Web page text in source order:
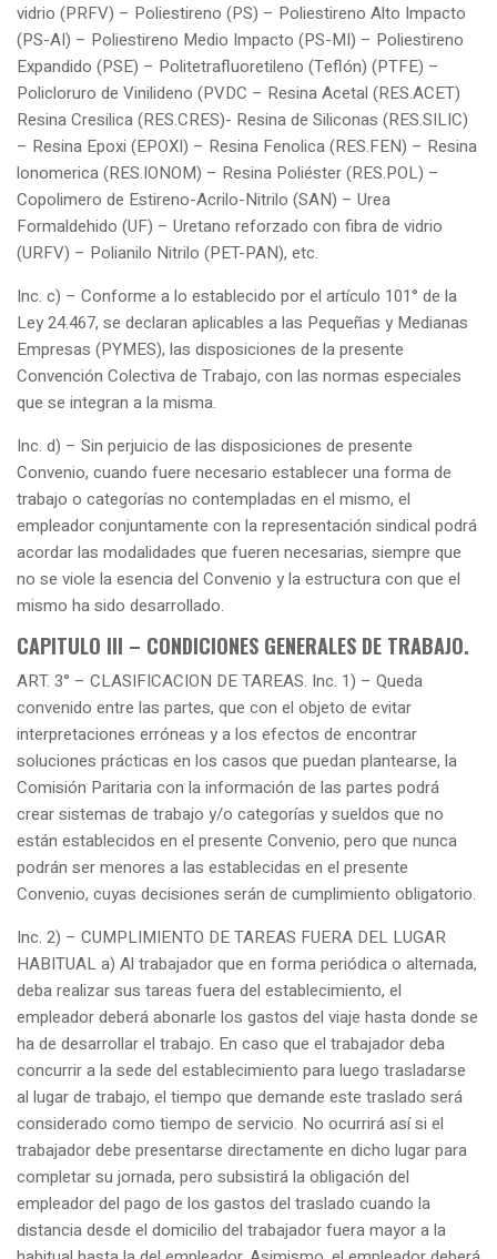
vidrio (PRFV) – Poliestireno (PS) – Poliestireno Alto Impacto
(PS-AI) – Poliestireno Medio Impacto (PS-MI) – Poliestireno
Expandido (PSE) – Politetrafluoretileno (Teflón) (PTFE) –
Policloruro de Vinilideno (PVDC – Resina Acetal (RES.ACET)
Resina Cresilica (RES.CRES)- Resina de Siliconas (RES.SILIC)
– Resina Epoxi (EPOXI) – Resina Fenolica (RES.FEN) – Resina
lonomerica (RES.IONOM) – Resina Poliéster (RES.POL) –
Copolimero de Estireno-Acrilo-Nitrilo (SAN) – Urea
Formaldehido (UF) – Uretano reforzado con fibra de vidrio
(URFV) – Polianilo Nitrilo (PET-PAN), etc.
Inc. c) – Conforme a lo establecido por el artículo 101° de la
Ley 24.467, se declaran aplicables a las Pequeñas y Medianas
Empresas (PYMES), las disposiciones de la presente
Convención Colectiva de Trabajo, con las normas especiales
que se integran a la misma.
Inc. d) – Sin perjuicio de las disposiciones de presente
Convenio, cuando fuere necesario establecer una forma de
trabajo o categorías no contempladas en el mismo, el
empleador conjuntamente con la representación sindical podrá
acordar las modalidades que fueren necesarias, siempre que
no se viole la esencia del Convenio y la estructura con que el
mismo ha sido desarrollado.
CAPITULO III – CONDICIONES GENERALES DE TRABAJO.
ART. 3° – CLASIFICACION DE TAREAS. Inc. 1) – Queda
convenido entre las partes, que con el objeto de evitar
interpretaciones erróneas y a los efectos de encontrar
soluciones prácticas en los casos que puedan plantearse, la
Comisión Paritaria con la información de las partes podrá
crear sistemas de trabajo y/o categorías y sueldos que no
están establecidos en el presente Convenio, pero que nunca
podrán ser menores a las establecidas en el presente
Convenio, cuyas decisiones serán de cumplimiento obligatorio.
Inc. 2) – CUMPLIMIENTO DE TAREAS FUERA DEL LUGAR
HABITUAL a) Al trabajador que en forma periódica o alternada,
deba realizar sus tareas fuera del establecimiento, el
empleador deberá abonarle los gastos del viaje hasta donde se
ha de desarrollar el trabajo. En caso que el trabajador deba
concurrir a la sede del establecimiento para luego trasladarse
al lugar de trabajo, el tiempo que demande este traslado será
considerado como tiempo de servicio. No ocurrirá así si el
trabajador debe presentarse directamente en dicho lugar para
completar su jornada, pero subsistirá la obligación del
empleador del pago de los gastos del traslado cuando la
distancia desde el domicilio del trabajador fuera mayor a la